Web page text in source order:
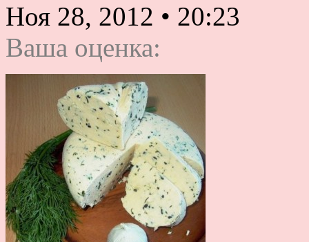
Ноя 28, 2012 • 20:23
Ваша оценка: